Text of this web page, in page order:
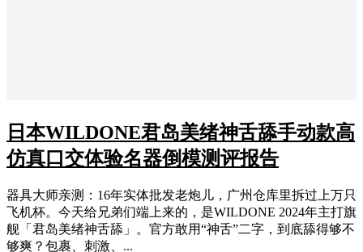
日本WILDONE君岛美绪神舌舔手动款高
仿真口交体验名器倒模测评报告
器具大师亲测：16年实体批发老炮儿，广州仓库里拆过上万只
飞机杯。今天给兄弟们端上来的，是WILDONE 2024年主打旗
舰「君岛美绪神舌舔」。官方敢用“神舌”二字，到底舔得够不
够爽？包裹、刺激、...